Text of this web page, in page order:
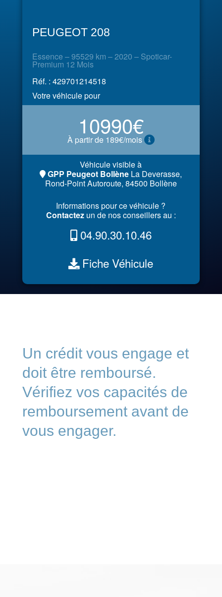
PEUGEOT 208
Essence – 95529 km – 2020 – Spoticar-
Premium 12 Mois
Réf. : 429701214518
Votre véhicule pour
10990€
À partir de 189€/mois
Véhicule visible à
GPP Peugeot Bollène La Deverasse,
Rond-Point Autoroute, 84500 Bollène
Informations pour ce véhicule ?
Contactezun de nos conseillers au :
04.90.30.10.46
Fiche Véhicule
Un crédit vous engage et
doit être remboursé.
Vérifiez vos capacités de
remboursement avant de
vous engager.